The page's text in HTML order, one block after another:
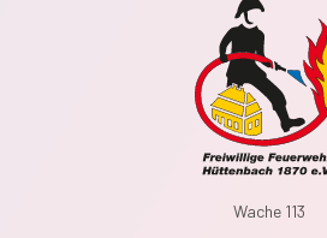
Wache 113